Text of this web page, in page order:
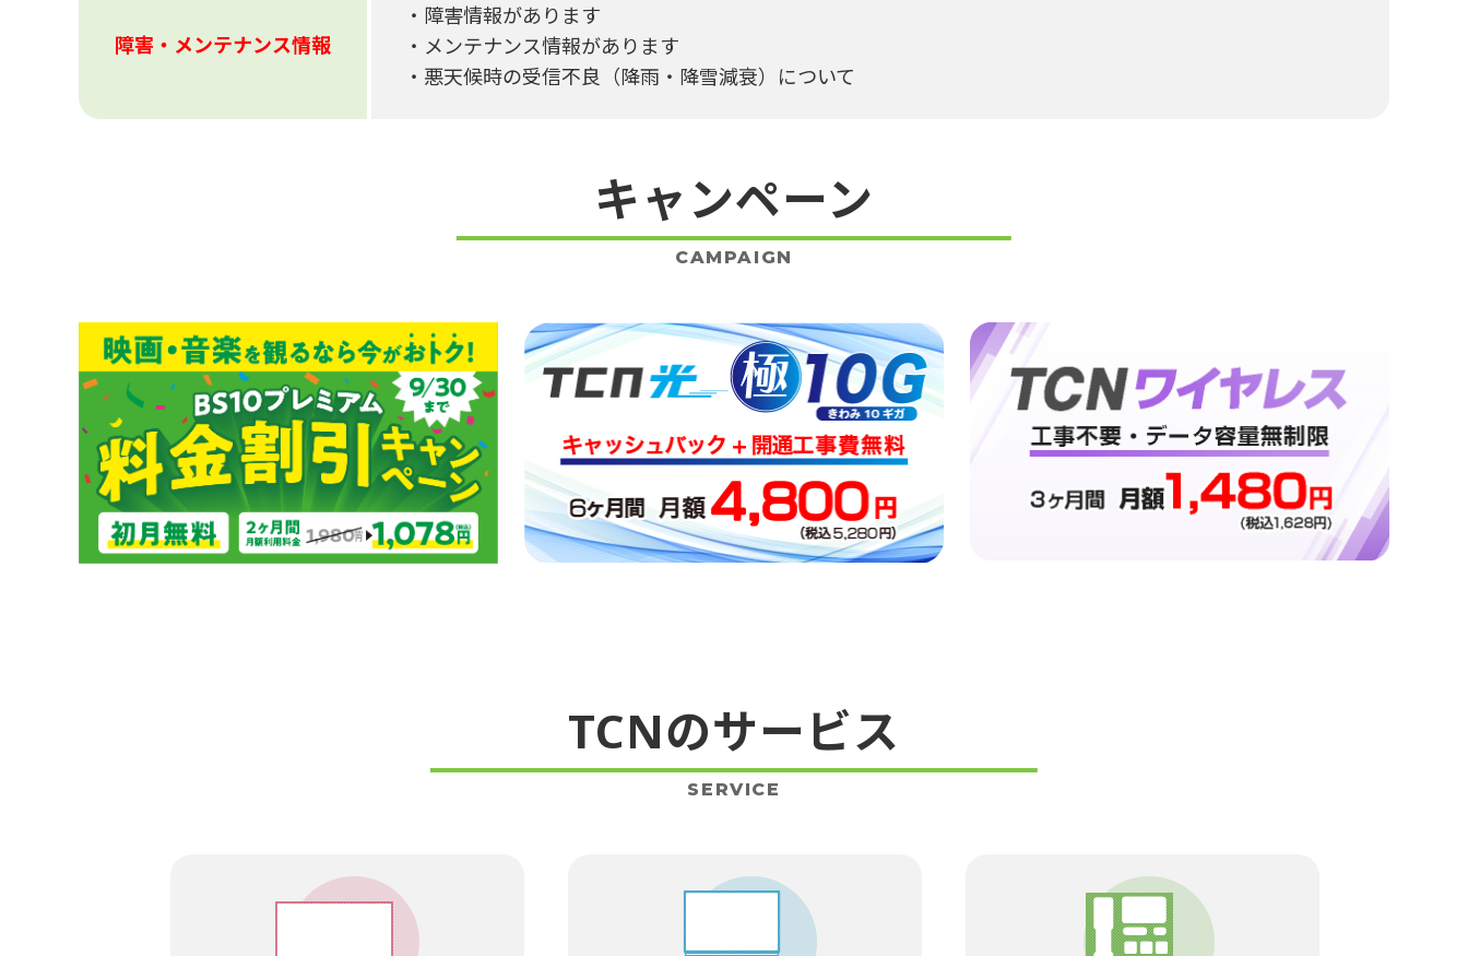
障害・メンテナンス情報
・ 障害情報があります
・ メンテナンス情報があります
・悪天候時の受信不良（降雨・降雪減衰）について
キャンペーン
CAMPAIGN
TCNのサービス
SERVICE